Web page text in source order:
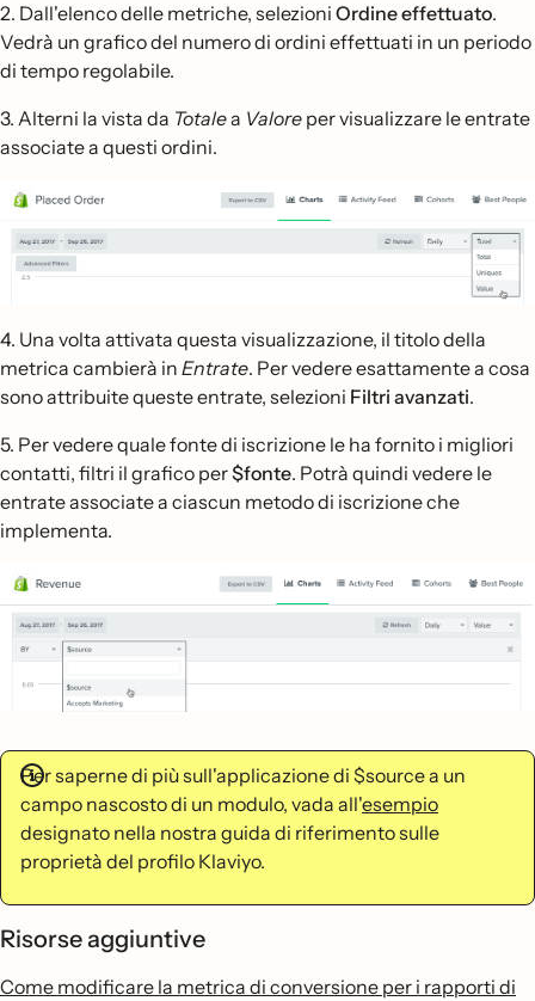
2. Dall'elenco delle metriche, selezioni Ordine effettuato.
Vedrà un grafico del numero di ordini effettuati in un periodo
di tempo regolabile.
3. Alterni la vista da Totalea Valore per visualizzare le entrate
associate a questi ordini.
4. Una volta attivata questa visualizzazione, il titolo della
metrica cambierà in Entrate. Per vedere esattamente a cosa
sono attribuite queste entrate, selezioni Filtri avanzati.
5. Per vedere quale fonte di iscrizione le ha fornito i migliori
contatti, filtri il grafico per$fonte. Potrà quindi vedere le
entrate associate a ciascun metodo di iscrizione che
implementa.
Per saperne di più sull'applicazione di $source a un
campo nascosto di un modulo, vada all'esempio
designato nella nostra guida di riferimento sulle
proprietà del profilo Klaviyo.
Risorse aggiuntive
Come modificare la metrica di conversione per i rapporti di